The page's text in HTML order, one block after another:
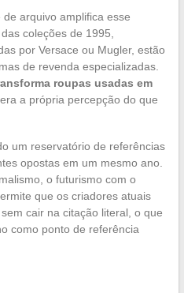
arquivo amplifica esse
coleções de 1995,
por Versace ou Mugler, estão
de revenda especializadas.
roupas usadas em
a própria percepção do que
um reservatório de referências
opostas em um mesmo ano.
o futurismo com o
que os criadores atuais
cair na citação literal, o que
como ponto de referência